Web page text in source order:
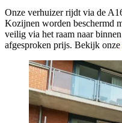
Onze verhuizer rijdt via de
Kozijnen worden beschermd
veilig via het raam naar
afgesproken prijs. Bekijk onze